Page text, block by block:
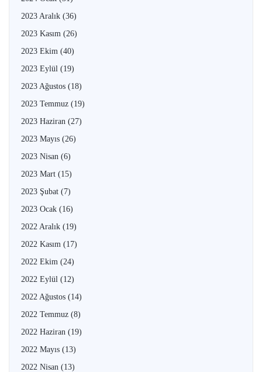
2023 Aralık (36)
2023 Kasım (26)
2023 Ekim (40)
2023 Eylül (19)
2023 Ağustos (18)
2023 Temmuz (19)
2023 Haziran (27)
2023 Mayıs (26)
2023 Nisan (6)
2023 Mart (15)
2023 Şubat (7)
2023 Ocak (16)
2022 Aralık (19)
2022 Kasım (17)
2022 Ekim (24)
2022 Eylül (12)
2022 Ağustos (14)
2022 Temmuz (8)
2022 Haziran (19)
2022 Mayıs (13)
2022 Nisan (13)